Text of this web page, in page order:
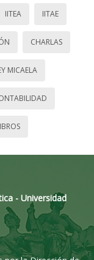
IITEA IITAE
CHARLAS
MICAELA
- Universidad